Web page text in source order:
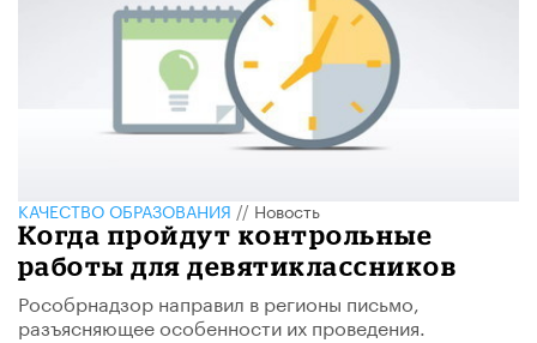
КАЧЕСТВО ОБРАЗОВАНИЯ // Новость
Когда пройдут контрольные
работы для девятиклассников
Рособрнадзор направил в регионы письмо,
разъясняющее особенности их проведения.